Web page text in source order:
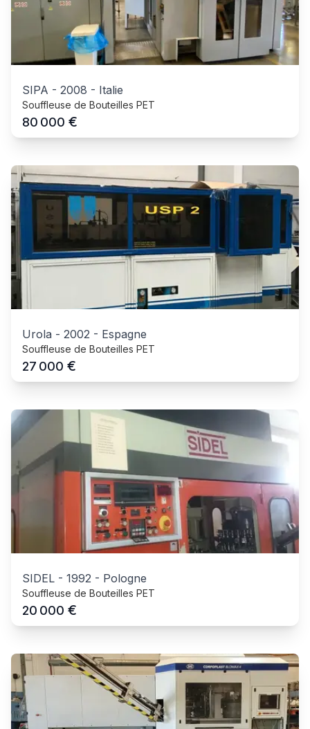
SIPA - 2008 - Italie
Souffleuse de Bouteilles PET
80 000 €
Urola - 2002 - Espagne
Souffleuse de Bouteilles PET
27 000 €
SIDEL - 1992 - Pologne
Souffleuse de Bouteilles PET
20 000 €